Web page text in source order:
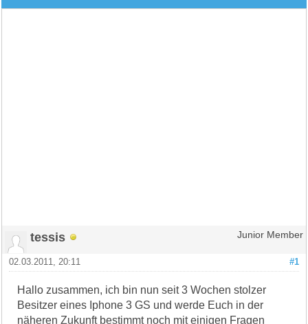
tessis Junior Member
#1
02.03.2011, 20:11
Hallo zusammen, ich bin nun seit 3 Wochen stolzer
Besitzer eines Iphone 3 GS und werde Euch in der
näheren Zukunft bestimmt noch mit einigen Fragen